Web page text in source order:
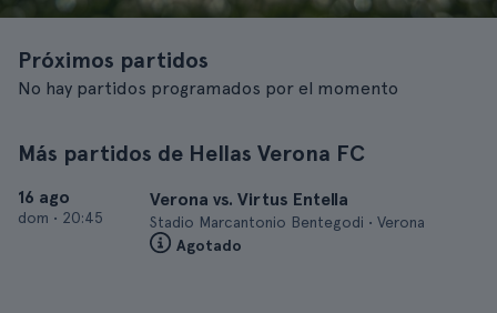
Próximos partidos
No hay partidos programados por el momento
Más partidos de Hellas Verona FC
16 ago
dom • 20:45
Verona vs. Virtus Entella
Stadio Marcantonio Bentegodi • Verona
Agotado